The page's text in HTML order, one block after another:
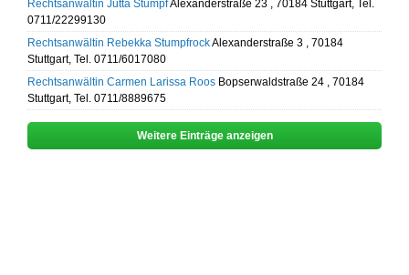
Rechtsanwältin Jutta StumpfAlexanderstraße 23 , 70184 Stuttgart, Tel.
0711/22299130
Rechtsanwältin Rebekka StumpfrockAlexanderstraße 3 , 70184
Stuttgart, Tel. 0711/6017080
Rechtsanwältin Carmen Larissa Roos Bopserwaldstraße 24 , 70184
Stuttgart, Tel. 0711/8889675
Weitere Einträge anzeigen